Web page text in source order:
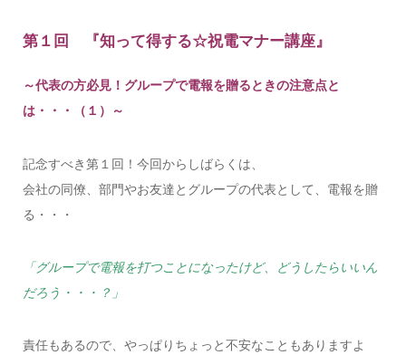
第１回 『知って得する☆祝電マナー講座』
～代表の方必見！グループで電報を贈るときの注意点と
は・・・（１）～
記念すべき第１回！今回からしばらくは、
会社の同僚、部門やお友達とグループの代表として、電報を贈
る・・・
「グループで電報を打つことになったけど、どうしたらいいん
だろう・・・？」
責任もあるので、やっぱりちょっと不安なこともありますよ